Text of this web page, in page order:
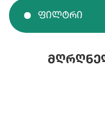
Ფილტრი